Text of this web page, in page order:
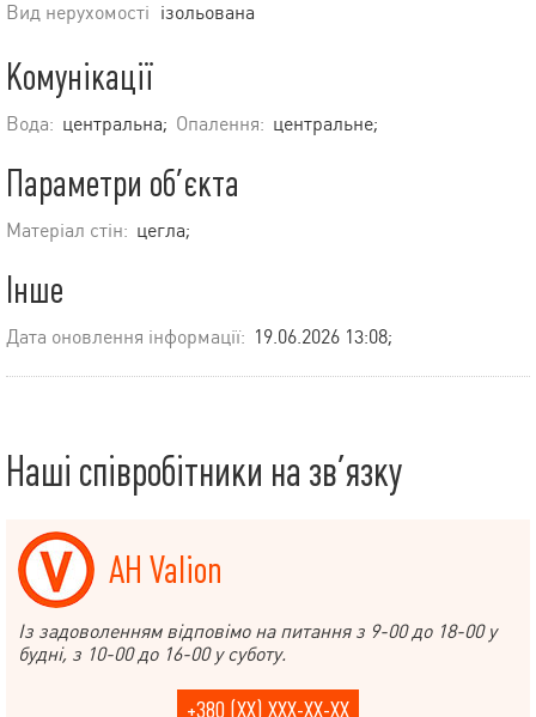
Вид нерухомості ізольована
Комунікації
Вода: центральна; Опалення: центральне;
Параметри об’єкта
Матеріал стін: цегла;
Інше
Дата оновлення інформації: 19.06.2026 13:08;
Наші співробітники на зв’язку
АН Valion
Із задоволенням відповімо на питання з 9-00 до 18-00 у
будні, з 10-00 до 16-00 у суботу.
+380 (XX) XXX-XX-XX